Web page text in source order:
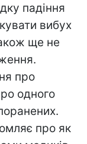
падіння
вибух
ще не
про
одного
про як